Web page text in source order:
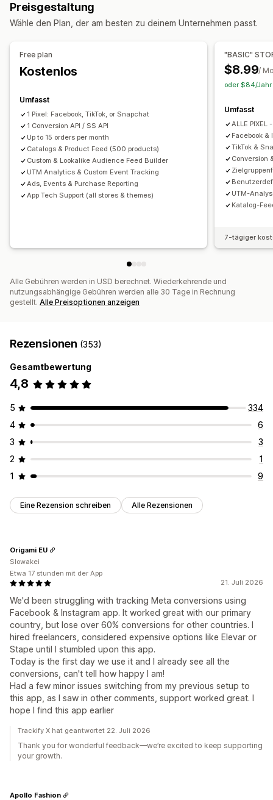
Plattform Produktkategorie
Social Media
Pixel-Verwaltung
Leistungsanalyse
Interaktionskennzahlen
Conversion-Tracking
Kosten pro Akquisition
Dashboards
Demografische Analyse
UTM-Zuordnung Traffic-Quelle
Segmentierung
Seitenaufrufe
Kohortenanalyse
UTM-Tracking
Bildmaterial und Berichte
Analyse-Dashboard Benutzerdefinierte Berichte
Datenexport
Historische Analyse Benachrichtigungen
Preisgestaltung
Wähle den Plan, der am besten zu deinem Unternehmen passt.
Free plan
Kostenlos
Umfasst
1 Pixel: Facebook, TikTok, or Snapchat
1 Conversion API / SS API
Up to 15 orders per month
Catalogs & Product Feed (500 products)
Custom & Lookalike Audience Feed Builder
UTM Analytics & Custom Event Tracking
Ads, Events & Purchase Reporting
App Tech Support (all stores & themes)
"BASIC"
$8.99/
oder $84/Jahr
Umfasst
ALLE
Facebook &
TikTok &
Conversion
UTM-
Katalog-
7-tägiger
Alle Gebühren werden in USD berechnet. Wiederkehrende und
nutzungsabhängige Gebühren werden alle 30 Tage in Rechnung
gestellt. Alle Preisoptionen anzeigen
Rezensionen (353)
Gesamtbewertung
4,8
5
334
4
6
3
3
2
1
1
9
Eine Rezension schreiben Alle Rezensionen
21. Juli 2026
We'd been struggling with tracking Meta conversions using
Facebook & Instagram app. It worked great with our primary
country, but lose over 60% conversions for other countries. I
hired freelancers, considered expensive options like Elevar or
Stape until I stumbled upon this app.
Today is the first day we use it and I already see all the
conversions, can't tell how happy I am!
Had a few minor issues switching from my previous setup to
this app, as I saw in other comments, support worked great. I
hope I find this app earlier
Origami EU
Slowakei
Etwa 17 stunden mit der App
Trackify X hat geantwortet 22. Juli 2026
Thank you for wonderful feedback—we’re excited to keep supporting
your growth.
Apollo Fashion